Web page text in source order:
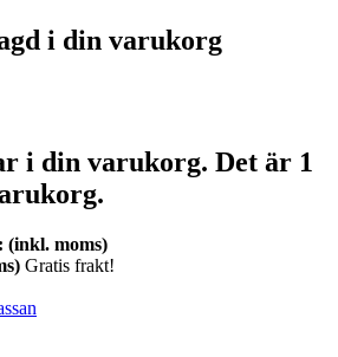
i din varukorg
i din varukorg. Det är 1
(inkl. moms)
Gratis frakt!